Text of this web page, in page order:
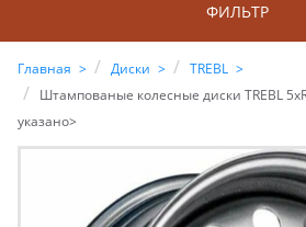
ФИЛЬТР
Главная Диски
TREBL
Штампованые колесные диски TREBL
указано>